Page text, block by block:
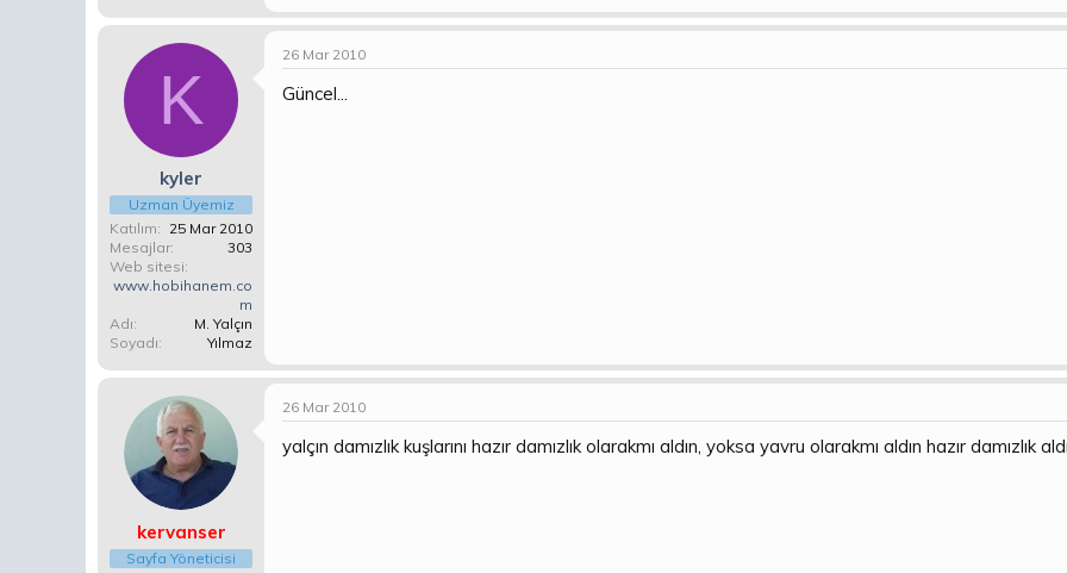
K
kyler
Uzman Üyemiz
Katılım
25 Mar 2010
Mesajlar
303
Web sitesi
www.hobihanem.co
m
Adı
M. Yalçın
Soyadı
Yılmaz
26 Mar 2010
Güncel...
kervanser
Sayfa Yöneticisi
26 Mar 2010
yalçın damızlık kuşlarını hazır damızlık olarakmı aldın, yoksa yavru olarakmı aldın hazır damızlık